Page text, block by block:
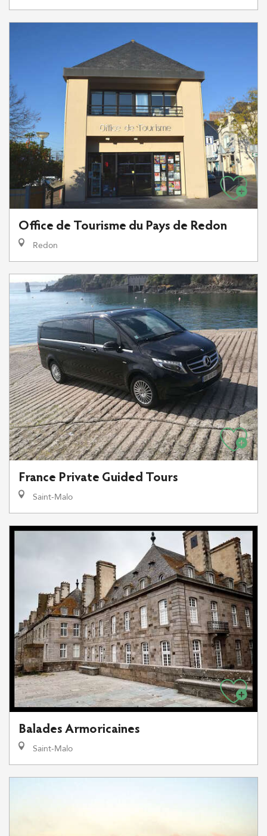
Office de Tourisme du Pays de Redon
Redon
France Private Guided Tours
Saint-Malo
Balades Armoricaines
Saint-Malo